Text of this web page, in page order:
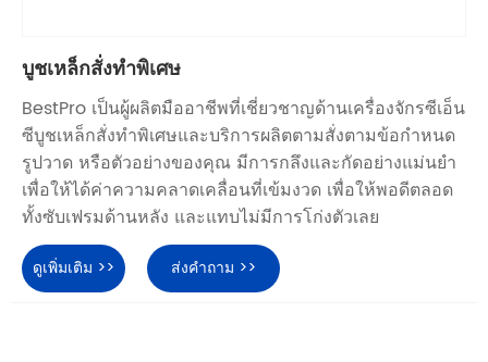
บูชเหล็กสั่งทำพิเศษ
BestPro เป็นผู้ผลิตมืออาชีพที่เชี่ยวชาญด้านเครื่องจักรซีเอ็น
ซีบูชเหล็กสั่งทำพิเศษและบริการผลิตตามสั่งตามข้อกำหนด
รูปวาด หรือตัวอย่างของคุณ มีการกลึงและกัดอย่างแม่นยำ
เพื่อให้ได้ค่าความคลาดเคลื่อนที่เข้มงวด เพื่อให้พอดีตลอด
ทั้งซับเฟรมด้านหลัง และแทบไม่มีการโก่งตัวเลย
ดูเพิ่มเติม >> ส่งคำถาม >>